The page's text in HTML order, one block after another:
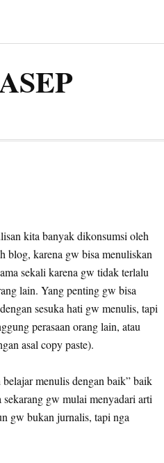
kita banyak dikonsumsi oleh
blog, karena gw bisa menuliskan
sekali karena gw tidak terlalu
lain. Yang penting gw bisa
sesuka hati gw menulis, tapi
perasaan orang lain, atau
asal copy paste).
menulis dengan baik” baik
gw mulai menyadari arti
gw bukan jurnalis, tapi nga